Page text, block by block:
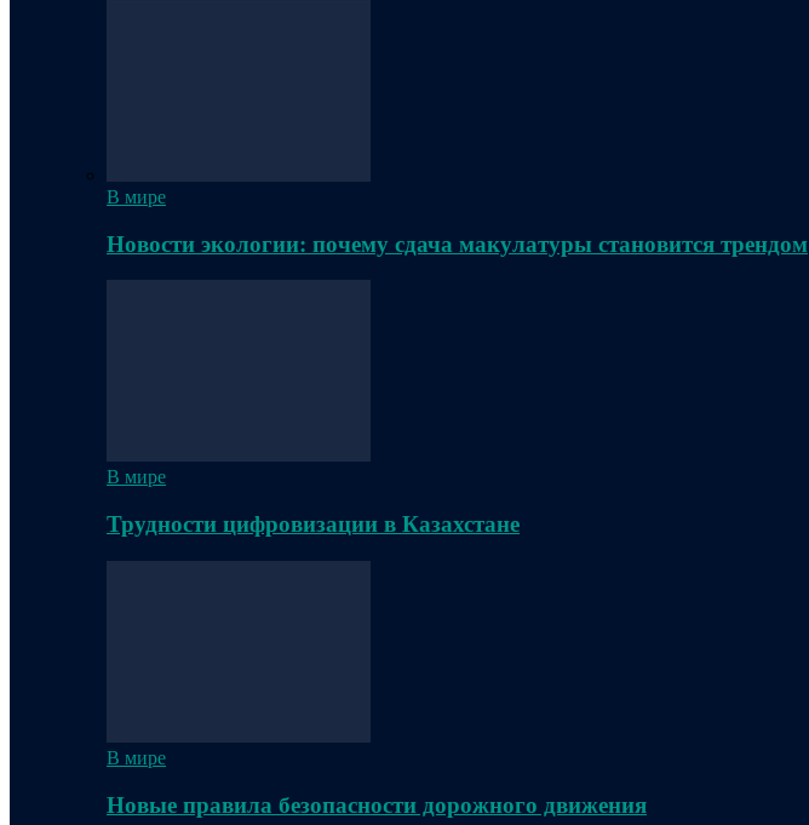
В мире
Новости экологии: почему сдача макулатуры становится трендом
В мире
Трудности цифровизации в Казахстане
В мире
Новые правила безопасности дорожного движения